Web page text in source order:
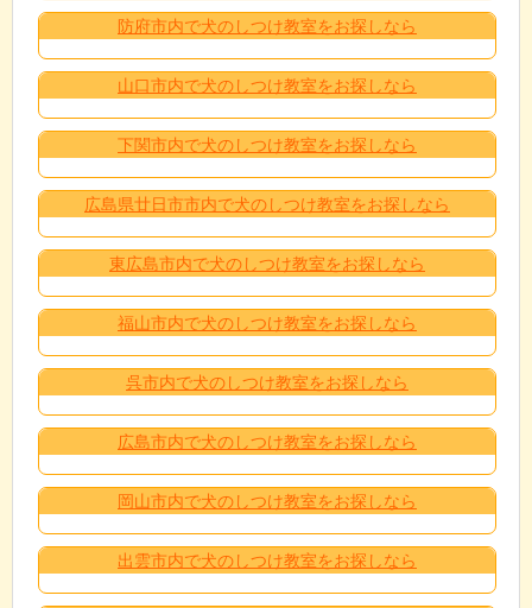
防府市内で犬のしつけ教室をお探しなら
山口市内で犬のしつけ教室をお探しなら
下関市内で犬のしつけ教室をお探しなら
広島県廿日市市内で犬のしつけ教室をお探しなら
東広島市内で犬のしつけ教室をお探しなら
福山市内で犬のしつけ教室をお探しなら
呉市内で犬のしつけ教室をお探しなら
広島市内で犬のしつけ教室をお探しなら
岡山市内で犬のしつけ教室をお探しなら
出雲市内で犬のしつけ教室をお探しなら